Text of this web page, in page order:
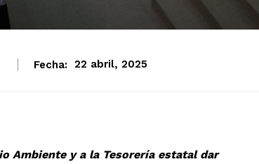
Fecha: 22 abril, 2025
Ambiente y a la Tesorería estatal dar